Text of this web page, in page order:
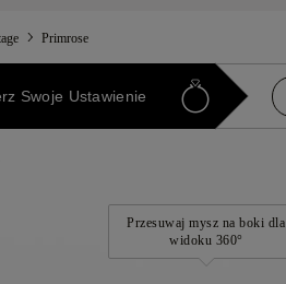
Primrose
Swoje Ustawienie
Przesuwaj mysz na boki dla
widoku 360°